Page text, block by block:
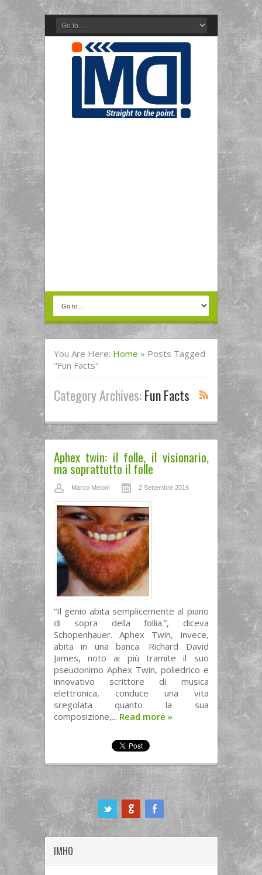
You Are Here: Home » Posts Tagged
"fun Facts"
Category Archives:Fun Facts
Aphex twin: il folle, il visionario,
ma soprattutto il folle
Marco Meloni 2 Settembre 2016
“Il genio abita semplicemente al piano
di sopra della follia.”, diceva
Schopenhauer. Aphex Twin, invece,
abita in una banca. Richard David
James, noto ai più tramite il suo
pseudonimo Aphex Twin, poliedrico e
innovativo scrittore di musica
elettronica, conduce una vita
sregolata quanto la sua
composizione,... Read more »
IMHO